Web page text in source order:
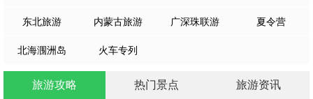
东北旅游 内蒙古旅游 广深珠联游 夏令营
北海涠洲岛 火车专列
旅游攻略 热门景点 旅游资讯